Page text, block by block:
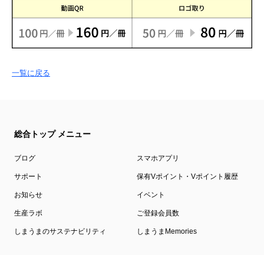
一覧に戻る
総合トップ メニュー
ブログ スマホアプリ
サポート 保有Vポイント・Vポイント履歴
お知らせ イベント
生産ラボ ご登録会員数
しまうまのサステナビリティ しまうまMemories